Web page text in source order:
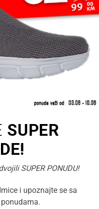
SUPER
SUPER PONUDU!
i upoznajte se sa